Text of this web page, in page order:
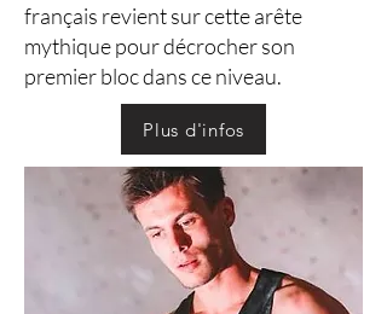
français revient sur cette arête
mythique pour décrocher son
premier bloc dans ce niveau.
Plus d'infos